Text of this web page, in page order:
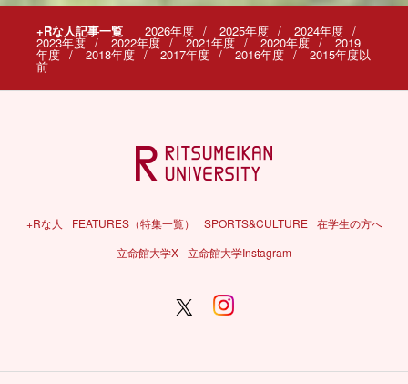
+Rな人記事一覧 2026年度 2025年度 2024年度
2023年度 2022年度 2021年度 2020年度 2019
年度 2018年度 2017年度 2016年度 2015年度以
前
+Rな人 FEATURES（特集一覧） SPORTS&CULTURE
在学生の方へ
立命館大学X 立命館大学Instagram